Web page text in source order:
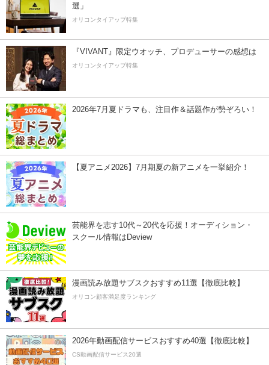
選」
オリコンタイアップ特集
『VIVANT』限定ウオッチ、プロデューサーの感想は
オリコンタイアップ特集
2026年7月夏ドラマも、注目作＆話題作が勢ぞろい！
【夏アニメ2026】7月期夏の新アニメを一挙紹介！
芸能界を志す10代～20代を応援！オーディション・
スクール情報はDeview
漫画読み放題サブスクおすすめ11選【徹底比較】
オリコン顧客満足度ランキング
2026年動画配信サービスおすすめ40選【徹底比較】
CS動画配信サービス20選